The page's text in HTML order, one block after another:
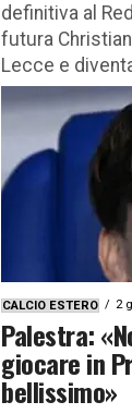
definitiva al
futura
Lecce e
CALCIO ESTERO 2
Palestra:
giocare in
bellissimo»